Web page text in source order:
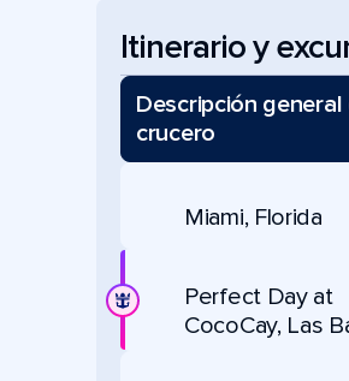
Itinerario y
Descripción general
crucero
Miami, Florida
Perfect Day at
CocoCay, Las